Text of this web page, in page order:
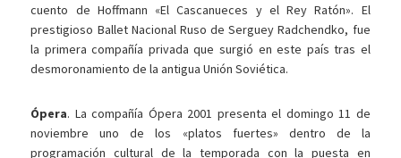
cuento de Hoffmann «El Cascanueces y el Rey Ratón». El
prestigioso Ballet Nacional Ruso de Serguey Radchendko, fue
la primera compañía privada que surgió en este país tras el
desmoronamiento de la antigua Unión Soviética.
Ópera. La compañía Ópera 2001 presenta el domingo 11 de
noviembre uno de los «platos fuertes» dentro de la
programación cultural de la temporada con la puesta en